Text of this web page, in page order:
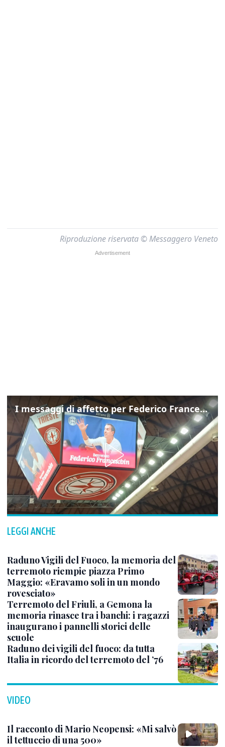
Riproduzione riservata © Messaggero Veneto
I messaggi di affetto per Federico Franceschin: così il mondo del basket gli è stato accanto fino all’ultimo
LEGGI ANCHE
Raduno Vigili del Fuoco, la memoria del
terremoto riempie piazza Primo
Maggio: «Eravamo soli in un mondo
rovesciato»
Terremoto del Friuli, a Gemona la
memoria rinasce tra i banchi: i ragazzi
inaugurano i pannelli storici delle
scuole
Raduno dei vigili del fuoco: da tutta
Italia in ricordo del terremoto del ’76
VIDEO
Il racconto di Mario Neopensi: «Mi salvò
il tettuccio di una 500»